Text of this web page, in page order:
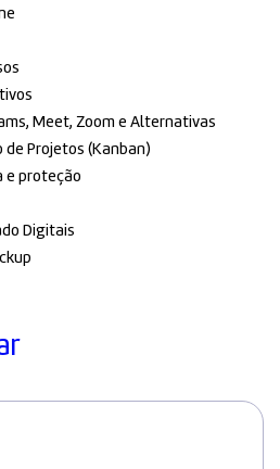
Meet, Zoom e Alternativas
Projetos (Kanban)
e proteção
Digitais